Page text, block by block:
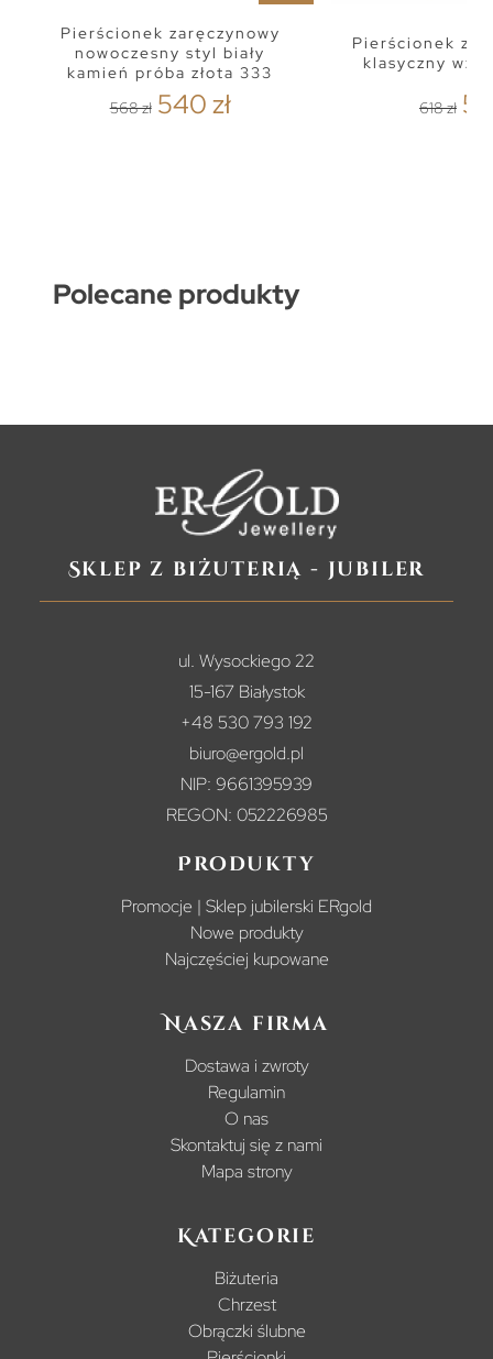
Pierścionek zaręczynowy
nowoczesny styl biały
kamień próba złota 333
568 zł 540 zł
Pierścionek z
klasyczny
618 zł
Polecane produkty
Sklep z biżuterią - jubiler
ul. Wysockiego 22
15-167 Białystok
+48 530 793 192
biuro@ergold.pl
NIP: 9661395939
REGON: 052226985
Produkty
Promocje | Sklep jubilerski ERgold
Nowe produkty
Najczęściej kupowane
Nasza firma
Dostawa i zwroty
Regulamin
O nas
Skontaktuj się z nami
Mapa strony
Kategorie
Biżuteria
Chrzest
Obrączki ślubne